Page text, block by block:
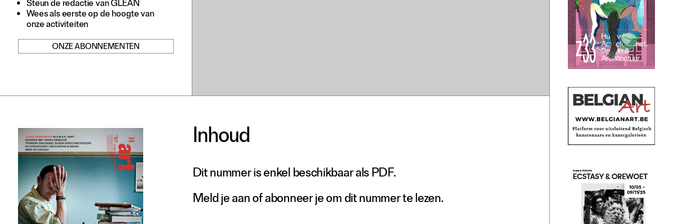
Adverteren
Nieuwsbrief
Over GLEAN
Privacy
Facebook
Steun de redactie van GLEAN
Wees als eerste op de hoogte van
onze activiteiten
ONZE ABONNEMENTEN
Inhoud
Dit nummer is enkel beschikbaar als PDF.
Meld je aan of abonneer je om dit nummer te lezen.